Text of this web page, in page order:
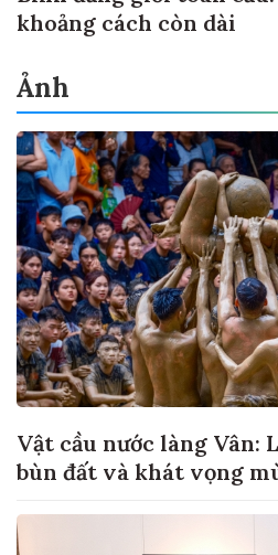
khoảng cách còn dài
Ảnh
Vật cầu nước làng Vân:
bùn đất và khát vọng